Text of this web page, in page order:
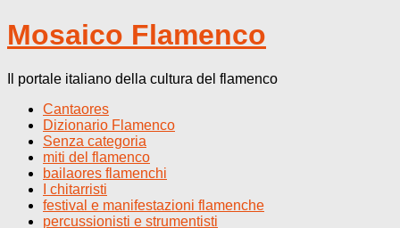
Mosaico Flamenco
Il portale italiano della cultura del flamenco
Cantaores
Dizionario Flamenco
Senza categoria
miti del flamenco
bailaores flamenchi
I chitarristi
festival e manifestazioni flamenche
percussionisti e strumentisti